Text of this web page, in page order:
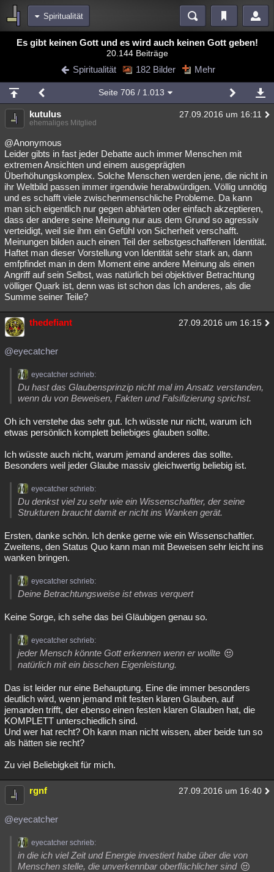
Spiritualität
Bereiche
Diskussionen Blogs Videos
Chat Wiki Neuigkeiten
meine Rubriken
Menschen Mystery Kriminalfälle
Spiritualität
Natur Umfragen Unterhaltung
weitere Rubriken
Philosophie Träume Orte Esoterik Literatur
Astronomie Helpdesk Gruppen Gaming Filme
Musik Clash Verbesserungen Allmystery English
Übersichten
Besucht Teilgenommen Alle Neue Geschlossen
Lesenswert Schlüsselwörter
Es gibt keinen Gott und es wird auch keinen Gott geben!
20.144 Beiträge
Spiritualität 182 Bilder Mehr
Seite 706 / 1.013
kutulus 27.09.2016 um 16:11
ehemaliges Mitglied
@Anonymous
Leider gibts in fast jeder Debatte auch immer Menschen mit
extremen Ansichten und einem ausgeprägten
Überhöhungskomplex. Solche Menschen werden jene, die nicht in
ihr Weltbild passen immer irgendwie herabwürdigen. Völlig unnötig
und es schafft viele zwischenmenschliche Probleme. Da kann
man sich eigentlich nur gegen abhärten oder einfach akzeptieren,
dass der andere seine Meinung nur aus dem Grund so agressiv
verteidigt, weil sie ihm ein Gefühl von Sicherheit verschafft.
Meinungen bilden auch einen Teil der selbstgeschaffenen Identität.
Haftet man dieser Vorstellung von Identität sehr stark an, dann
emfpfindet man in dem Moment eine andere Meinung als einen
Angriff auf sein Selbst, was natürlich bei objektiver Betrachtung
völliger Quark ist, denn was ist schon das Ich anderes, als die
Summe seiner Teile?
thedefiant 27.09.2016 um 16:15
@eyecatcher
eyecatcher schrieb:
Du hast das Glaubensprinzip nicht mal im Ansatz verstanden,
wenn du von Beweisen, Fakten und Falsifizierung sprichst.
Oh ich verstehe das sehr gut. Ich wüsste nur nicht, warum ich
etwas persönlich komplett beliebiges glauben sollte.
Ich wüsste auch nicht, warum jemand anderes das sollte.
Besonders weil jeder Glaube massiv gleichwertig beliebig ist.
eyecatcher schrieb:
Du denkst viel zu sehr wie ein Wissenschaftler, der seine
Strukturen braucht damit er nicht ins Wanken gerät.
Ersten, danke schön. Ich denke gerne wie ein Wissenschaftler.
Zweitens, den Status Quo kann man mit Beweisen sehr leicht ins
wanken bringen.
eyecatcher schrieb:
Deine Betrachtungsweise ist etwas verquert
Keine Sorge, ich sehe das bei Gläubigen genau so.
eyecatcher schrieb:
jeder Mensch könnte Gott erkennen wenn er wollte
natürlich mit ein bisschen Eigenleistung.
Das ist leider nur eine Behauptung. Eine die immer besonders
deutlich wird, wenn jemand mit festen klaren Glauben, auf
jemanden trifft, der ebenso einen festen klaren Glauben hat, die
KOMPLETT unterschiedlich sind.
Und wer hat recht? Oh kann man nicht wissen, aber beide tun so
als hätten sie recht?
Zu viel Beliebigkeit für mich.
rgnf 27.09.2016 um 16:40
@eyecatcher
eyecatcher schrieb:
in die ich viel Zeit und Energie investiert habe über die von
Menschen stelle, die unverkennbar oberflächlicher sind